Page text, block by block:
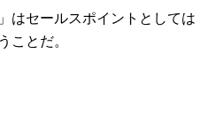
はセールスポイントとしては
ことだ。